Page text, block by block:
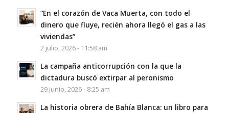
“En el corazón de Vaca Muerta, con todo el
dinero que fluye, recién ahora llegó el gas a las
viviendas”
2 julio, 2026 - 11:58 am
La campaña anticorrupción con la que la
dictadura buscó extirpar al peronismo
29 junio, 2026 - 8:25 am
La historia obrera de Bahía Blanca: un libro para